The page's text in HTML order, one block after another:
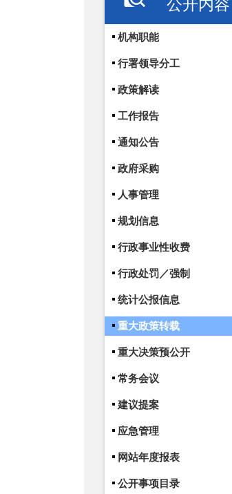
公开内容
机构职能
行署领导分工
政策解读
工作报告
通知公告
政府采购
人事管理
规划信息
行政事业性收费
行政处罚／强制
统计公报信息
重大政策转载
重大决策预公开
常务会议
建议提案
应急管理
网站年度报表
公开事项目录